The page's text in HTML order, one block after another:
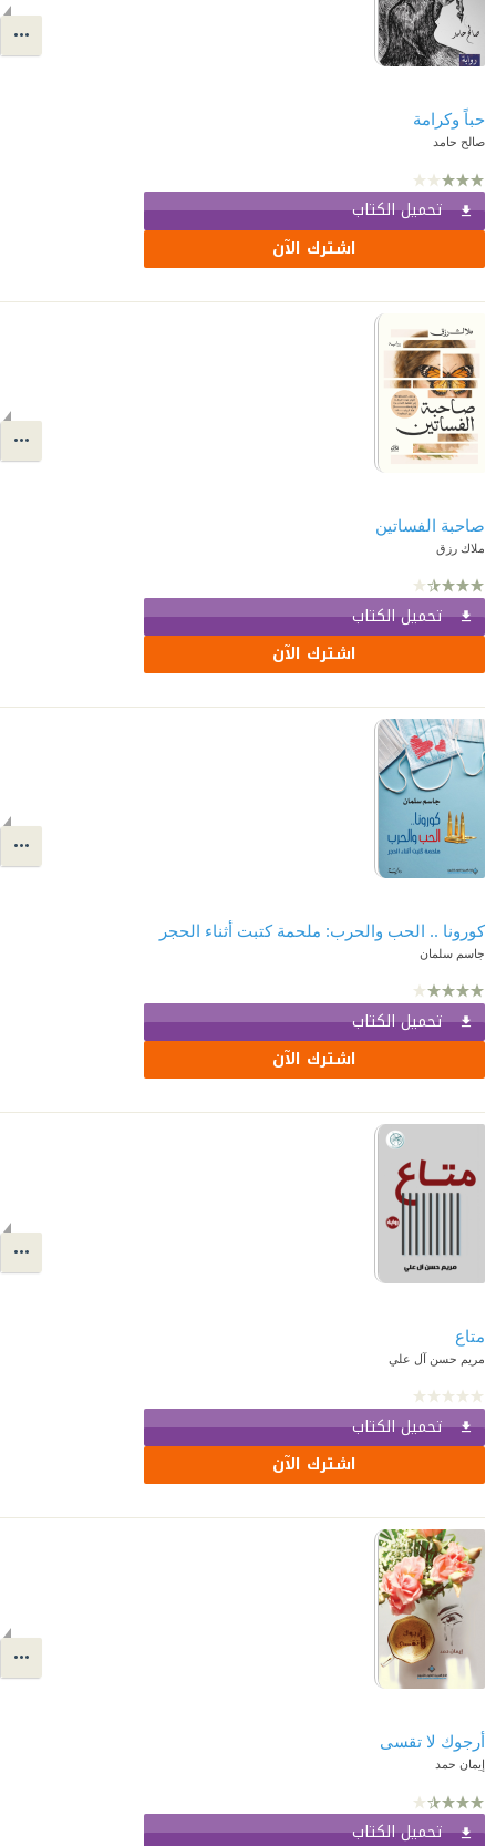
حباً وكرامة
صالح حامد
تحميل الكتاب
اشترك الآن
صاحبة الفساتين
ملاك رزق
تحميل الكتاب
اشترك الآن
كورونا .. الحب والحرب: ملحمة كتبت أثناء الحجر
جاسم سلمان
تحميل الكتاب
اشترك الآن
متاع
مريم حسن آل علي
تحميل الكتاب
اشترك الآن
أرجوك لا تقسى
إيمان حمد
تحميل الكتاب